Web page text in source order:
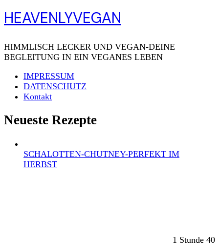
HEAVENLYVEGAN
HIMMLISCH LECKER UND VEGAN-DEINE
BEGLEITUNG IN EIN VEGANES LEBEN
IMPRESSUM
DATENSCHUTZ
Kontakt
Neueste Rezepte
SCHALOTTEN-CHUTNEY-PERFEKT IM
HERBST
1 Stunde 40